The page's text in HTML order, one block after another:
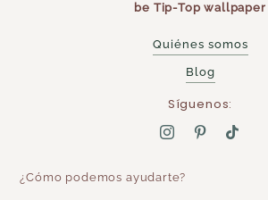
be Tip-Top wallpaper
Quiénes somos
Blog
Síguenos:
¿Cómo podemos ayudarte?